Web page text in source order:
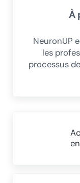
À
NeuronUP
les
processus